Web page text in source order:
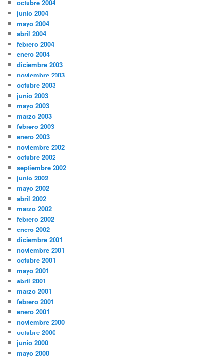
octubre 2004
junio 2004
mayo 2004
abril 2004
febrero 2004
enero 2004
diciembre 2003
noviembre 2003
octubre 2003
junio 2003
mayo 2003
marzo 2003
febrero 2003
enero 2003
noviembre 2002
octubre 2002
septiembre 2002
junio 2002
mayo 2002
abril 2002
marzo 2002
febrero 2002
enero 2002
diciembre 2001
noviembre 2001
octubre 2001
mayo 2001
abril 2001
marzo 2001
febrero 2001
enero 2001
noviembre 2000
octubre 2000
junio 2000
mayo 2000